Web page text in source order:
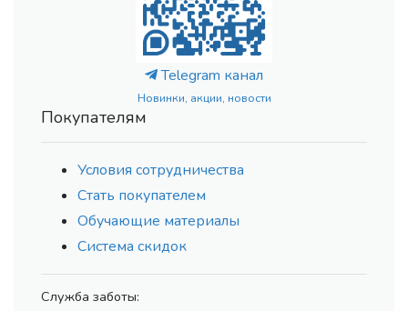
Telegram канал
Новинки, акции, новости
Покупателям
Условия сотрудничества
Стать покупателем
Обучающие материалы
Система скидок
Служба заботы: